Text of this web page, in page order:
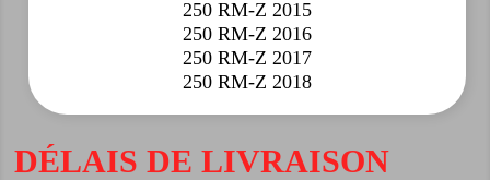
250 RM-Z 2015
250 RM-Z 2016
250 RM-Z 2017
250 RM-Z 2018
DÉLAIS DE LIVRAISON